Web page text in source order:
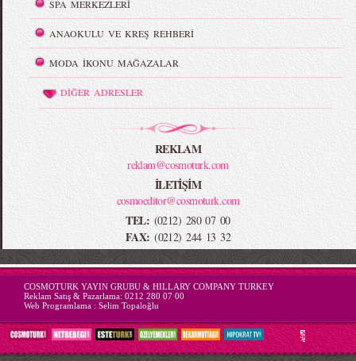
SPA MERKEZLERİ
ANAOKULU VE KREŞ REHBERİ
MODA İKONU MAĞAZALAR
DİĞER ADRESLER
REKLAM
reklam@cosmoturk.com
İLETİŞİM
cosmoeditor@cosmoturk.com
TEL: (0212) 280 07 00
FAX: (0212) 244 13 32
-->
COSMOTURK YAYIN GRUBU & HILLARY COMPANY TURKEY
Reklam Satış & Pazarlama: 0212 280 07 00
Web Programlama : Selim Topaloğlu